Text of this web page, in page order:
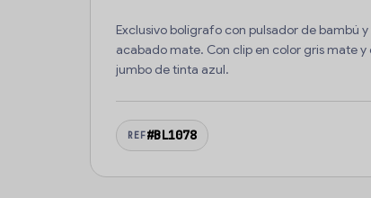
Exclusivo bolígrafo con pulsador de bambú
acabado mate. Con clip en color gris mate
jumbo de tinta azul.
REF#BL1078